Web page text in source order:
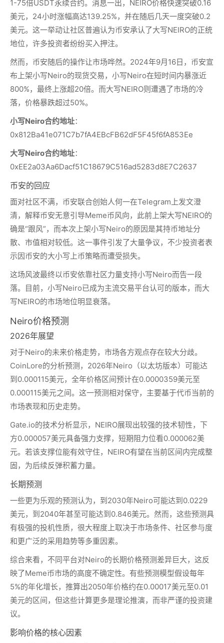
1-75倍USDT永续合约。消息一出，NEIRO价格快速突破0.16
美元，24小时涨幅高达139.25%，并在随后几天一度突破0.2
美元。这一举动让社区普遍认为币安承认了大写NEIRO的正统
地位，许多投资者纷纷买入押注。
然而，币安随后的操作让市场哗然。2024年9月16日，币安宣
布上架小写Neiro的现货交易，小写Neiro在短时间内暴涨近
800%，最终上涨超20倍。而大写NEIRO则遭遇了市场的冷
落，价格暴跌超过50%。
小写Neiro合约地址：
0x812Ba41e071C7b7fA4EBcFB62dF5F45f6fA853Ee
大写Neiro合约地址：
0xEE2a03Aa6Dacf51C18679C516ad5283d8E7C2637
币安的回应
面对社区不满，币安联合创始人何一在Telegram上发文澄
清，解释币安无意引导Meme币风向，此前上架大写NEIRO的
确是“跟风”，而本次上架小写Neiro的原因是其持币地址分
散、市值相对较低。这一事件引发了大量争议，不少投资者表
示因币安的大小写上币策略而遭受损失。
这场风波最终以币安依靠社区力量支持小写Neiro而告一段
落。目前，小写Neiro已成为主流交易平台认可的版本，而大
写NEIRO的市场地位明显衰落。
Neiro价格预测
2026年展望
对于Neiro的未来价格走势，市场各方观点存在较大分歧。
CoinLore的分析预测，2026年Neiro（以太坊版本）可能达
到0.000115美元，全年价格区间预计在0.0000359美元至
0.000115美元之间。这一预测相对保守，主要基于代币当前的
市场表现和历史走势。
Gate.io的技术分析显示，NEIRO展现出较强的技术韧性，下
方0.000057美元具备强力支撑，短期阻力位看0.000062美
元。若该支撑位能有效守住，NEIRO有望在当前区间内完成整
固，为后续反弹积蓄力量。
长期预测
一些更为乐观的预测认为，到2030年Neiro可能达到0.0229
美元，到2040年甚至可能达到0.846美元。然而，这些预测具
有极强的投机性质，很大程度上取决于市场条件、社区参与度
和更广泛的采用趋势等多重因素。
综合来看，不同平台对Neiro的长期价格预测差异巨大，这反
映了Meme币市场的高度不确定性。有些预测模型假设每年
5%的年化增长，推算出2050年价格约在0.00017美元至0.01
美元的区间，但这些计算更多是理论推演，而非严谨的投资建
议。
影响价格的核心因素